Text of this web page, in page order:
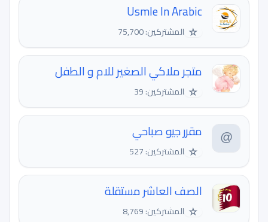
Usmle In Arabic
☆ المشتركين: 75,700
متجر ملاكي الصغير للام و الطفل
☆ المشتركين: 39
مقرر جيو صباحي
☆ المشتركين: 527
الصف العاشر مستقلة
☆ المشتركين: 8,769